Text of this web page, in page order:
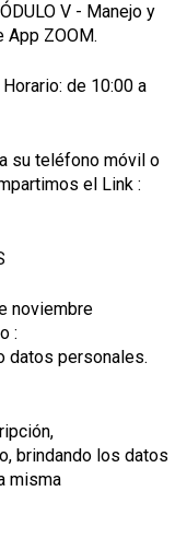
V - Manejo y
ZOOM.
de 10:00 a
su teléfono móvil o
el Link :
noviembre
:
datos personales.
brindando los datos
misma